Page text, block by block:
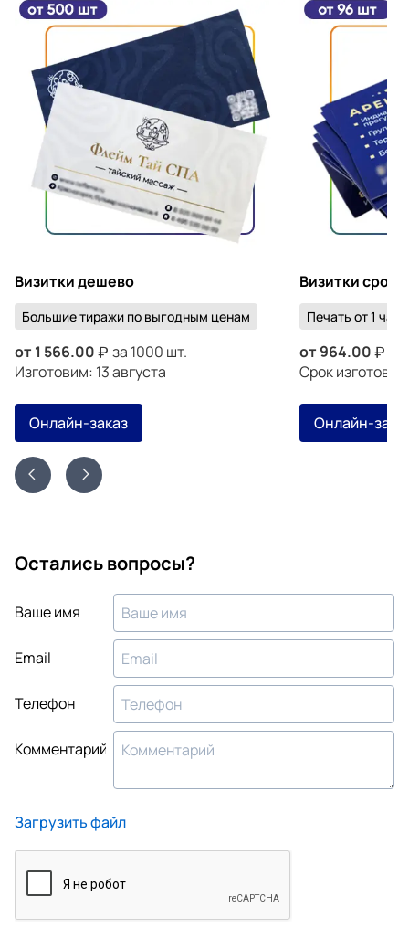
Визитки дешево
Большие тиражи по выгодным ценам
от 1 566.00
за 1000 шт.
Изготовим: 13 августа
Онлайн-заказ
Визитки
Печать от 1 часа
от964.00
Срок
Онлайн-
Остались вопросы?
Ваше имя
Email
Телефон
Комментарий
Загрузить файл